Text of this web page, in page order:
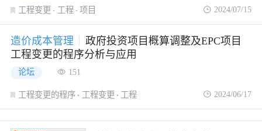
工程变更 工程 项目 2024/07/15
造价成本管理
政府投资项目概算调整及EPC项目
工程变更的程序分析与应用
论坛 151
工程变更的程序 工程变更 工程 2024/06/17